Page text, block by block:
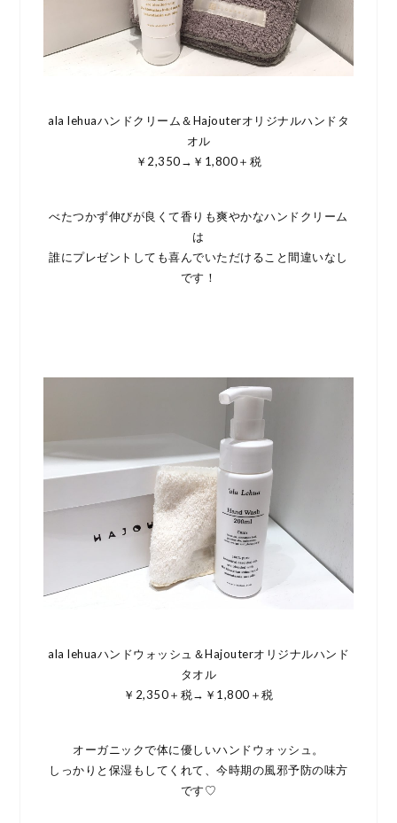
ala lehuaハンドクリーム＆Hajouterオリジナルハンドタ
オル
￥2,350→￥1,800＋税
べたつかず伸びが良くて香りも爽やかなハンドクリーム
は
誰にプレゼントしても喜んでいただけること間違いなし
です！
ala lehuaハンドウォッシュ＆Hajouterオリジナルハンド
タオル
￥2,350＋税→￥1,800＋税
オーガニックで体に優しいハンドウォッシュ。
しっかりと保湿もしてくれて、今時期の風邪予防の味方
です♡